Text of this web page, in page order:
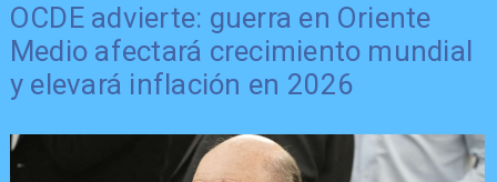
OCDE advierte: guerra en Oriente
Medio afectará crecimiento mundial
y elevará inflación en 2026